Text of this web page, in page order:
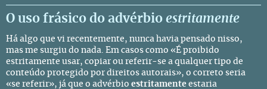
O uso frásico do advérbio estritamente
Há algo que vi recentemente, nunca havia pensado nisso,
mas me surgiu do nada. Em casos como «É proibido
estritamente usar, copiar ou referir-se a qualquer tipo de
conteúdo protegido por direitos autorais», o correto seria
«se referir», já que o advérbio estritamente estaria